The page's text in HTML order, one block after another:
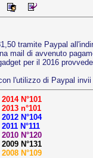
tramite Paypal
mail di avvenuto
per il 2016
l'utilizzo di Paypal
N°101
n°101
N°104
N°111
N°120
N°131
N°109